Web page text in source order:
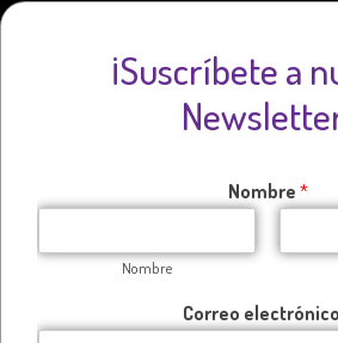
¡Suscríbete a
Nombre *
Nombre
Correo electrónico